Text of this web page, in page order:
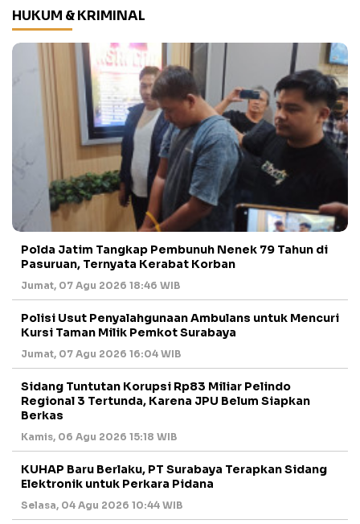
HUKUM & KRIMINAL
Polda Jatim Tangkap Pembunuh Nenek 79 Tahun di
Pasuruan, Ternyata Kerabat Korban
Jumat, 07 Agu 2026 18:46 WIB
Polisi Usut Penyalahgunaan Ambulans untuk Mencuri
Kursi Taman Milik Pemkot Surabaya
Jumat, 07 Agu 2026 16:04 WIB
Sidang Tuntutan Korupsi Rp83 Miliar Pelindo
Regional 3 Tertunda, Karena JPU Belum Siapkan
Berkas
Kamis, 06 Agu 2026 15:18 WIB
KUHAP Baru Berlaku, PT Surabaya Terapkan Sidang
Elektronik untuk Perkara Pidana
Selasa, 04 Agu 2026 10:44 WIB